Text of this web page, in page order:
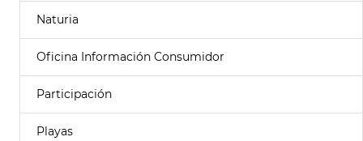
Naturia
Oficina Información Consumidor
Participación
Playas